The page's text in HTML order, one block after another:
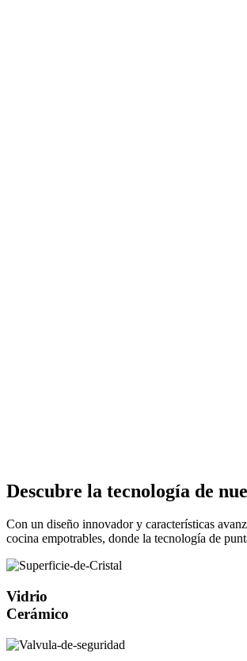
Descubre la tecnología de
Con un diseño innovador y características
cocina empotrables, donde la tecnología de
Vidrio
Cerámico